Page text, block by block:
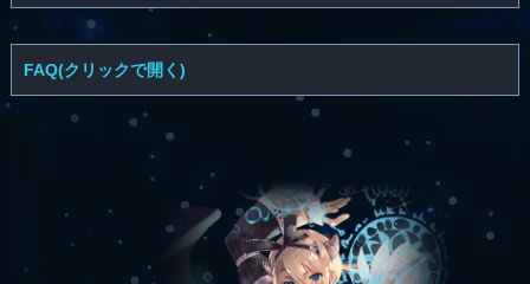
FAQ(クリックで開く)